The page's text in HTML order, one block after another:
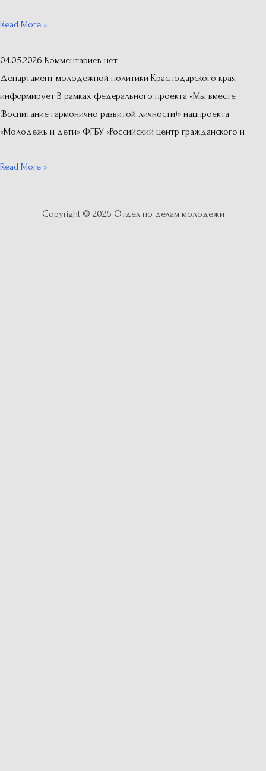
Read More »
04.05.2026 Комментариев нет
Департамент молодежной политики Краснодарского края
информирует В рамках федерального проекта «Мы вместе
(Воспитание гармонично развитой личности)» нацпроекта
«Молодежь и дети» ФГБУ «Российский центр гражданского и
Read More »
Copyright © 2026 Отдел по делам молодежи